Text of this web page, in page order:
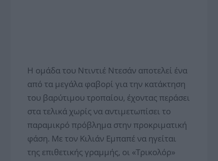
Η ομάδα του Ντιντιέ Ντεσάν αποτελεί ένα
από τα μεγάλα φαβορί για την κατάκτηση
του βαρύτιμου τροπαίου, έχοντας περάσει
στα τελικά χωρίς να αντιμετωπίσει το
παραμικρό πρόβλημα στην προκριματική
φάση. Με τον Κιλιάν Εμπαπέ να ηγείται
της επιθετικής γραμμής, οι «Τρικολόρ»